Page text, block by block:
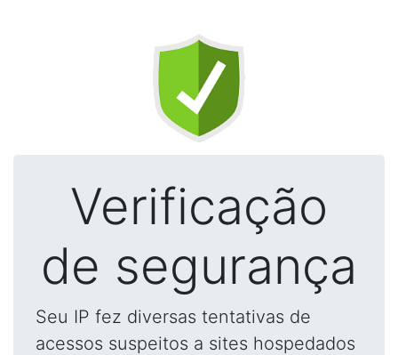
Verificação
de segurança
Seu IP fez diversas tentativas de
acessos suspeitos a sites hospedados